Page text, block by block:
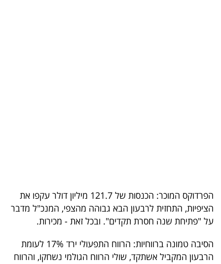
המילון
הכלכלי
פודקאסט
הפרדוקס המוכר: הכנסות של 121.7 מיליון דולר עקפו את
הציפיות, התחזית לרבעון הבא גבוהה מהצפי, המנכ"ל מדבר
על "פתיחת שנה חסרת תקדים". ובכל זאת - מכירות.
הסיבה טמונה ברווחיות: הרווח התפעולי ירד 17% לעומת
הרבעון המקביל אשתקד, שולי הרווח הגולמי נשחקו, והרווח